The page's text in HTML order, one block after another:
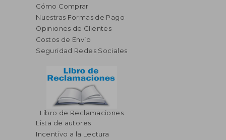
Cómo Comprar
Nuestras Formas de Pago
Opiniones de Clientes
Costos de Envío
Seguridad Redes Sociales
Libro de Reclamaciones
Lista de autores
Incentivo a la Lectura